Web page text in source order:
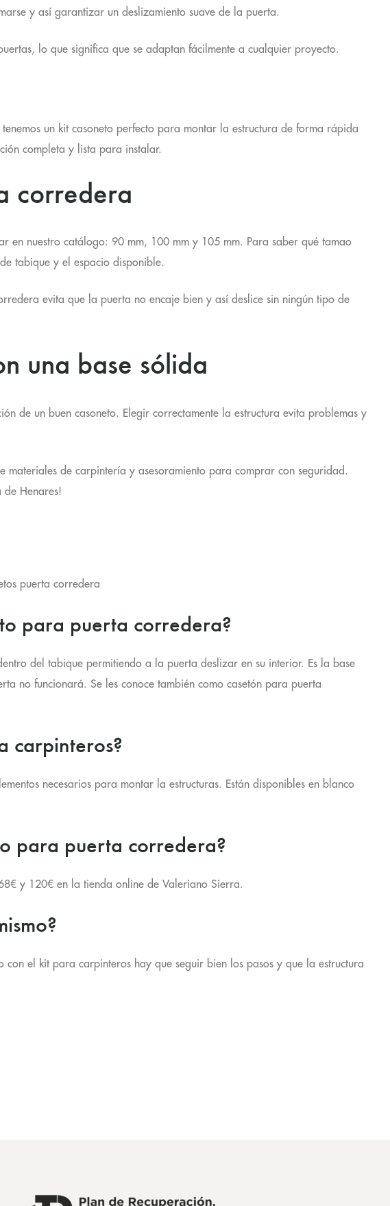
y así garantizar un deslizamiento suave de la puerta.
lo que significa que se adaptan fácilmente a cualquier proyecto.
un kit casoneto perfecto para montar la estructura de forma rápida
completa y lista para instalar.
corredera
en nuestro catálogo: 90 mm, 100 mm y 105 mm. Para saber qué tamao
tabique y el espacio disponible.
evita que la puerta no encaje bien y así deslice sin ningún tipo de
una base sólida
de un buen casoneto. Elegir correctamente la estructura evita problemas y
materiales de carpintería y asesoramiento para comprar con seguridad.
de Henares!
puerta corredera
para puerta corredera?
del tabique permitiendo a la puerta deslizar en su interior. Es la base
no funcionará. Se les conoce también como casetón para puerta
carpinteros?
necesarios para montar la estructuras. Están disponibles en blanco
para puerta corredera?
y 120€ en la tienda online de Valeriano Sierra.
el kit para carpinteros hay que seguir bien los pasos y que la estructura